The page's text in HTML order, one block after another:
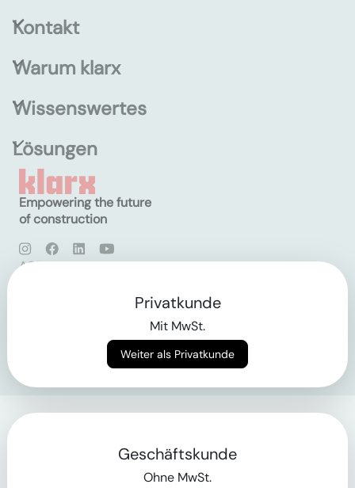
Kontakt
Warum klarx
Wissenswertes
Lösungen
Empowering the future
of construction
AGB
Privatkunde
Mit MwSt.
Weiter als Privatkunde
Geschäftskunde
Ohne MwSt.